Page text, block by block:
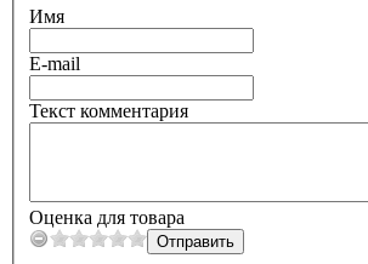
Имя
E-mail
Текст комментария
Оценка для товара